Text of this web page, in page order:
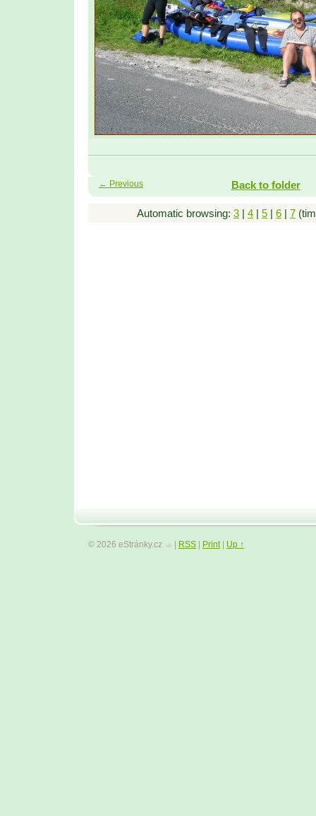
← Previous Back to folder
Automatic browsing: 3 | 4 | 5 | 6 | 7
© 2026 eStránky.cz RSS Print| Up ↑